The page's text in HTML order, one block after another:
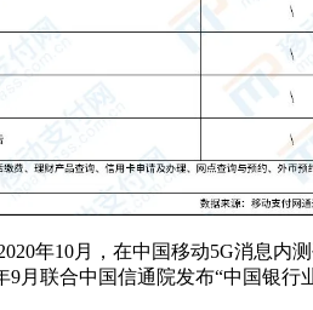
年10月，在中国移动5G消息内
联合中国信通院发布“中国银行